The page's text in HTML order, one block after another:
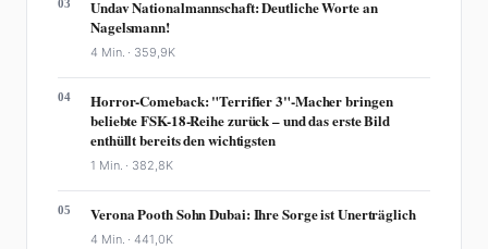
03
Undav Nationalmannschaft: Deutliche Worte an
Nagelsmann!
4 Min. · 359,9K
04
Horror-Comeback: "Terrifier 3"-Macher bringen
beliebte FSK-18-Reihe zurück – und das erste Bild
enthüllt bereits den wichtigsten
1 Min. · 382,8K
05 Verona Pooth Sohn Dubai: Ihre Sorge ist Unerträglich
4 Min. ·441,0K